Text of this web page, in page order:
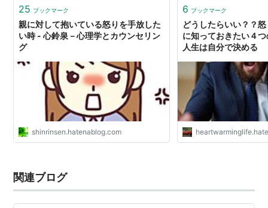
25 ブックマーク
親に対して抱いている怒りを手放した
い時 - 心鈴泉－心理学とカウンセリン
グ
shinrinsen.hatenablog.com
6 ブックマーク
どうしたらいい？？
に知っておきたい４
人生は自分で決める
関連ブログ